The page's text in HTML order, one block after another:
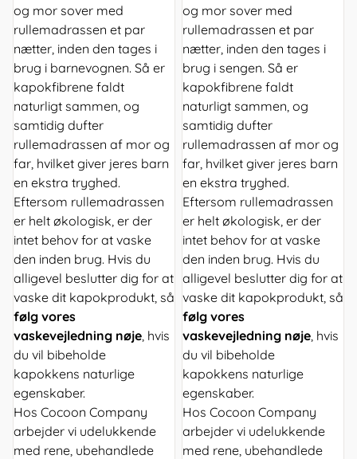
og mor sover med
rullemadrassen et par
nætter, inden den tages i
brug i barnevognen. Så er
kapokfibrene faldt
naturligt sammen, og
samtidig dufter
rullemadrassen af mor og
far, hvilket giver jeres barn
en ekstra tryghed.
Eftersom rullemadrassen
er helt økologisk, er der
intet behov for at vaske
den inden brug. Hvis du
alligevel beslutter dig for at
vaske dit kapokprodukt, så
følg vores
vaskevejledning nøje, hvis
du vil bibeholde
kapokkens naturlige
egenskaber.
Hos Cocoon Company
arbejder vi udelukkende
med rene, ubehandlede
og mor sover med
rullemadrassen et par
nætter, inden den tages i
brug i sengen. Så er
kapokfibrene faldt
naturligt sammen, og
samtidig dufter
rullemadrassen af mor og
far, hvilket giver jeres barn
en ekstra tryghed.
Eftersom rullemadrassen
er helt økologisk, er der
intet behov for at vaske
den inden brug. Hvis du
alligevel beslutter dig for at
vaske dit kapokprodukt, så
følg vores
vaskevejledning nøje, hvis
du vil bibeholde
kapokkens naturlige
egenskaber.
Hos Cocoon Company
arbejder vi udelukkende
med rene, ubehandlede